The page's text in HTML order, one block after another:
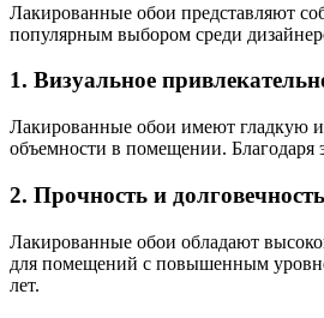
Лакированные обои представляют
популярным выбором среди
1. Визуальное
Лакированные обои имеют гладкую и
объемности в помещении. Благодаря
2. Прочность и долговечность
Лакированные обои обладают
для помещений с повышенным
лет.